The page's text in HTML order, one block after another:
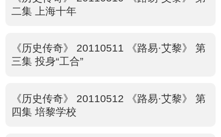
二集 上海十年
《历史传奇》 20110511 《路易·艾黎》 第
三集 投身“工合”
《历史传奇》 20110512 《路易·艾黎》 第
四集 培黎学校